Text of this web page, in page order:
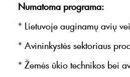
Numatoma programa:
* Lietuvoje auginamų avių
* Avininkystės sektoriaus
* Žemės ūkio technikos bei